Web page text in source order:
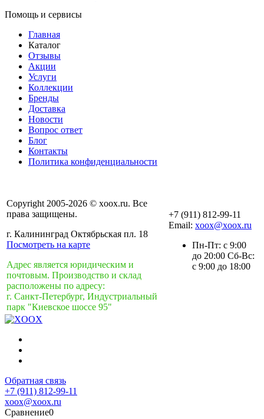
Помощь и сервисы
Главная
Каталог
Отзывы
Акции
Услуги
Коллекции
Бренды
Доставка
Новости
Вопрос ответ
Блог
Контакты
Политика конфиденциальности
Copyright 2005-2026 © xoox.ru. Все
права защищены.
г. Калининград Октябрьская пл. 18
Посмотреть на карте
Адрес является юридическим и
почтовым. Производство и склад
расположены по адресу:
г. Санкт-Петербург, Индустриальный
парк "Киевское шоссе 95"
+7 (911) 812-99-11
Email: xoox@xoox.ru
Пн-Пт: с 9:00
до 20:00 Сб-Вс:
с 9:00 до 18:00
Обратная связь
+7 (911) 812-99-11
xoox@xoox.ru
Сравнение0